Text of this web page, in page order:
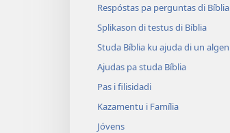
Respóstas pa perguntas di Bíblia
Splikason di testus di Bíblia
Studa Bíblia ku ajuda di un algen
Ajudas pa studa Bíblia
Pas i filisidadi
Kazamentu i Família
Jóvens